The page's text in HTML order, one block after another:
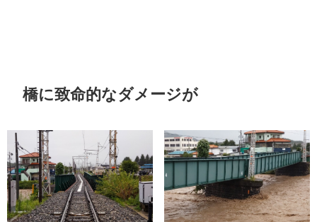
橋に致命的なダメージが